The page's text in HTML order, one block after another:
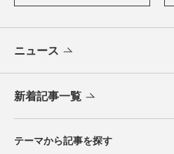
ニュース
新着記事一覧
テーマから記事を探す